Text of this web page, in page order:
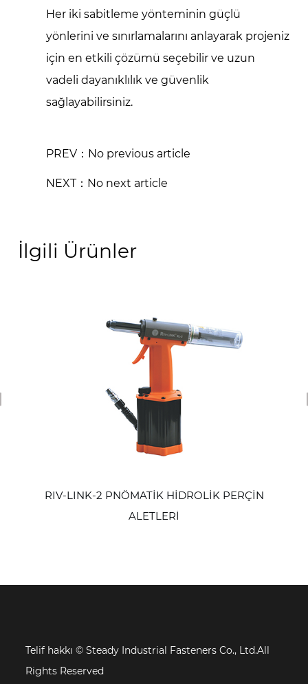
Her iki sabitleme yönteminin güçlü
yönlerini ve sınırlamalarını anlayarak projeniz
için en etkili çözümü seçebilir ve uzun
vadeli dayanıklılık ve güvenlik
sağlayabilirsiniz.
PREV：No previous article
NEXT：No next article
İlgili Ürünler
HİDROLİK PERÇİN
RIV-LINK-1
Telif hakkı ©Steady Industrial Fasteners Co., Ltd.All
Rights Reserved